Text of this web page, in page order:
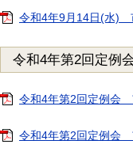
令和4年9月14日(水)
令和4年第2回定例
令和4年第2回定例会
令和4年第2回定例会